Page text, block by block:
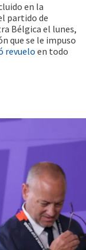
en la
partido de
Bélgica el lunes,
que se le impuso
revuelo en todo